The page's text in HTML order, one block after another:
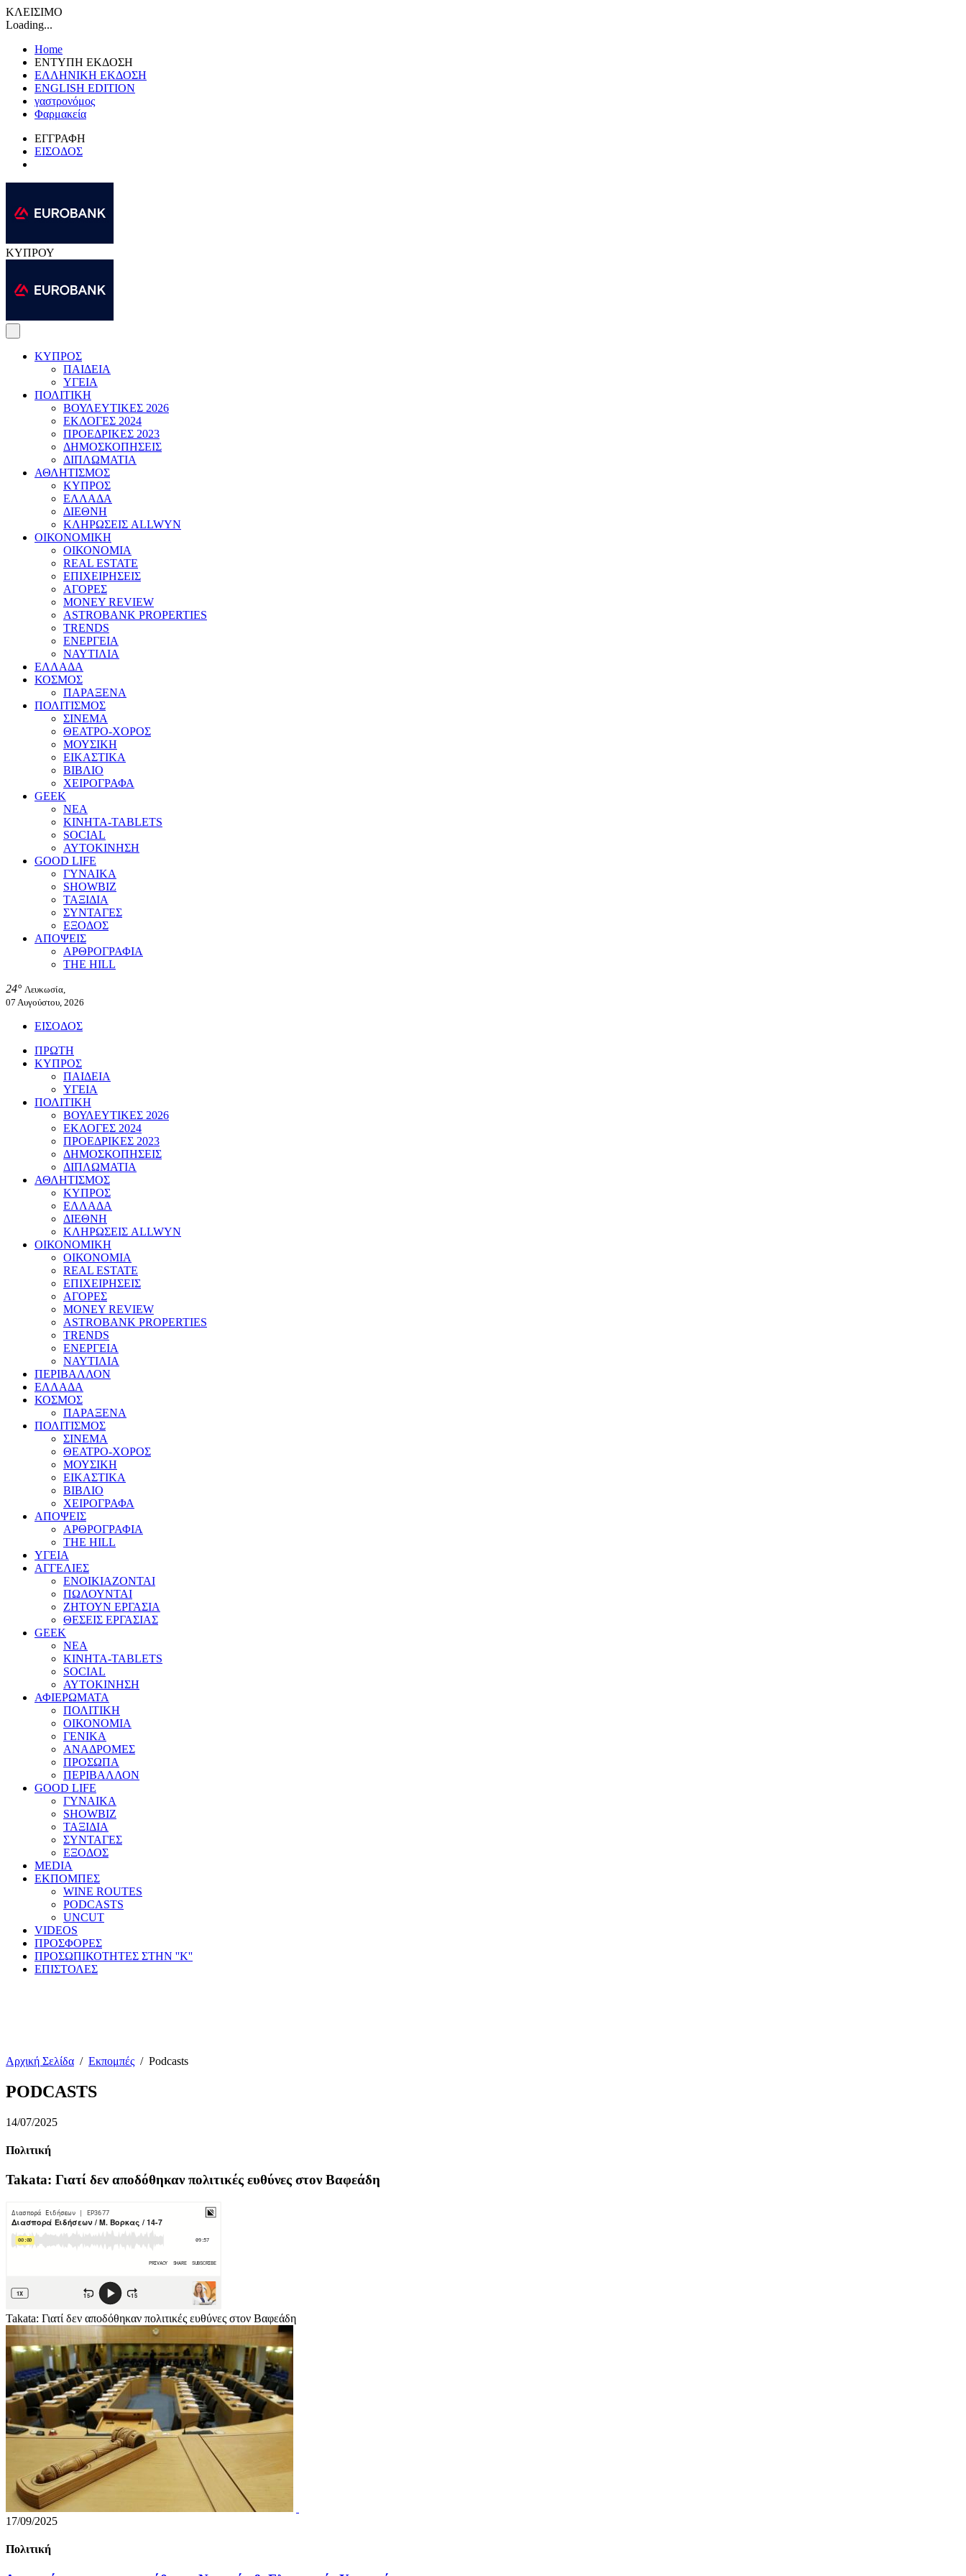
ΚΛΕΙΣΙΜΟ
Loading...
Home
ΕΝΤΥΠΗ ΕΚΔΟΣΗ
ΕΛΛΗΝΙΚΗ ΕΚΔΟΣΗ
ENGLISH EDITION
γαστρονόμος
Φαρμακεία
ΕΓΓΡΑΦΗ
ΕΙΣΟΔΟΣ
ΚΥΠΡΟΥ
ΚΥΠΡΟΣ
ΠΑΙΔΕΙΑ
ΥΓΕΙΑ
ΠΟΛΙΤΙΚΗ
ΒΟΥΛΕΥΤΙΚΕΣ 2026
ΕΚΛΟΓΕΣ 2024
ΠΡΟΕΔΡΙΚΕΣ 2023
ΔΗΜΟΣΚΟΠΗΣΕΙΣ
ΔΙΠΛΩΜΑΤΙΑ
ΑΘΛΗΤΙΣΜΟΣ
ΚΥΠΡΟΣ
ΕΛΛΑΔΑ
ΔΙΕΘΝΗ
ΚΛΗΡΩΣΕΙΣ ALLWYN
ΟΙΚΟΝΟΜΙΚΗ
ΟΙΚΟΝΟΜΙΑ
REAL ESTATE
ΕΠΙΧΕΙΡΗΣΕΙΣ
ΑΓΟΡΕΣ
MONEY REVIEW
ASTROBANK PROPERTIES
TRENDS
ΕΝΕΡΓΕΙΑ
ΝΑΥΤΙΛΙΑ
ΕΛΛΑΔΑ
ΚΟΣΜΟΣ
ΠΑΡΑΞΕΝΑ
ΠΟΛΙΤΙΣΜΟΣ
ΣΙΝΕΜΑ
ΘΕΑΤΡΟ-ΧΟΡΟΣ
ΜΟΥΣΙΚΗ
ΕΙΚΑΣΤΙΚΑ
ΒΙΒΛΙΟ
ΧΕΙΡΟΓΡΑΦΑ
GEEK
ΝΕΑ
ΚΙΝΗΤΑ-TABLETS
SOCIAL
ΑΥΤΟΚΙΝΗΣΗ
GOOD LIFE
ΓΥΝΑΙΚΑ
SHOWBIZ
ΤΑΞΙΔΙΑ
ΣΥΝΤΑΓΕΣ
ΕΞΟΔΟΣ
ΑΠΟΨΕΙΣ
ΑΡΘΡΟΓΡΑΦΙΑ
THE HILL
24° Λευκωσία,
07 Αυγούστου, 2026
ΕΙΣΟΔΟΣ
ΠΡΩΤΗ
ΚΥΠΡΟΣ
ΠΑΙΔΕΙΑ
ΥΓΕΙΑ
ΠΟΛΙΤΙΚΗ
ΒΟΥΛΕΥΤΙΚΕΣ 2026
ΕΚΛΟΓΕΣ 2024
ΠΡΟΕΔΡΙΚΕΣ 2023
ΔΗΜΟΣΚΟΠΗΣΕΙΣ
ΔΙΠΛΩΜΑΤΙΑ
ΑΘΛΗΤΙΣΜΟΣ
ΚΥΠΡΟΣ
ΕΛΛΑΔΑ
ΔΙΕΘΝΗ
ΚΛΗΡΩΣΕΙΣ ALLWYN
ΟΙΚΟΝΟΜΙΚΗ
ΟΙΚΟΝΟΜΙΑ
REAL ESTATE
ΕΠΙΧΕΙΡΗΣΕΙΣ
ΑΓΟΡΕΣ
MONEY REVIEW
ASTROBANK PROPERTIES
TRENDS
ΕΝΕΡΓΕΙΑ
ΝΑΥΤΙΛΙΑ
ΠΕΡΙΒΑΛΛΟΝ
ΕΛΛΑΔΑ
ΚΟΣΜΟΣ
ΠΑΡΑΞΕΝΑ
ΠΟΛΙΤΙΣΜΟΣ
ΣΙΝΕΜΑ
ΘΕΑΤΡΟ-ΧΟΡΟΣ
ΜΟΥΣΙΚΗ
ΕΙΚΑΣΤΙΚΑ
ΒΙΒΛΙΟ
ΧΕΙΡΟΓΡΑΦΑ
ΑΠΟΨΕΙΣ
ΑΡΘΡΟΓΡΑΦΙΑ
THE HILL
ΥΓΕΙΑ
ΑΓΓΕΛΙΕΣ
ΕΝΟΙΚΙΑΖΟΝΤΑΙ
ΠΩΛΟΥΝΤΑΙ
ΖΗΤΟΥΝ ΕΡΓΑΣΙΑ
ΘΕΣΕΙΣ ΕΡΓΑΣΙΑΣ
GEEK
ΝΕΑ
ΚΙΝΗΤΑ-TABLETS
SOCIAL
ΑΥΤΟΚΙΝΗΣΗ
ΑΦΙΕΡΩΜΑΤΑ
ΠΟΛΙΤΙΚΗ
ΟΙΚΟΝΟΜΙΑ
ΓΕΝΙΚΑ
ΑΝΑΔΡΟΜΕΣ
ΠΡΟΣΩΠΑ
ΠΕΡΙΒΑΛΛΟΝ
GOOD LIFE
ΓΥΝΑΙΚΑ
SHOWBIZ
ΤΑΞΙΔΙΑ
ΣΥΝΤΑΓΕΣ
ΕΞΟΔΟΣ
MEDIA
ΕΚΠΟΜΠΕΣ
WINE ROUTES
PODCASTS
UNCUT
VIDEOS
ΠΡΟΣΦΟΡΕΣ
ΠΡΟΣΩΠΙΚΟΤΗΤΕΣ ΣΤΗΝ ''Κ''
ΕΠΙΣΤΟΛΕΣ
Αρχική Σελίδα / Εκπομπές / Podcasts
PODCASTS
14/07/2025
Πολιτική
Takata: Γιατί δεν αποδόθηκαν πολιτικές ευθύνες στον Βαφεάδη
Takata: Γιατί δεν αποδόθηκαν πολιτικές ευθύνες στον Βαφεάδη
17/09/2025
Πολιτική